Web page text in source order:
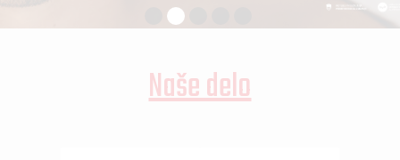
Naše delo